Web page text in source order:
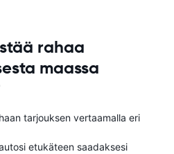
rahaa
maassa
tarjouksen vertaamalla eri
etukäteen saadaksesi